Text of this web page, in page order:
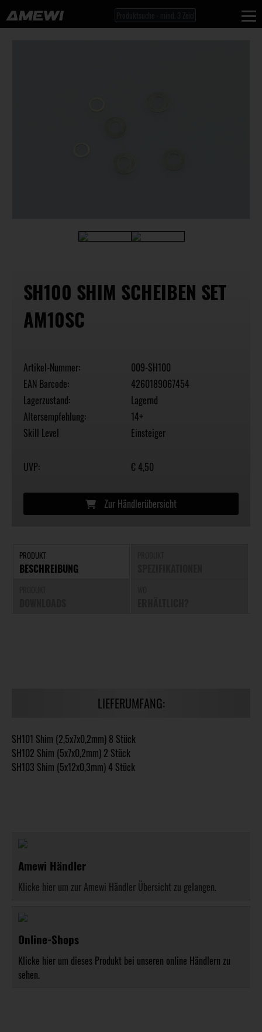
SH100 SHIM SCHEIBEN SET
AM10SC
Artikel-Nummer:
009-SH100
EAN Barcode:
4260189067454
Lagerzustand:
Lagernd
Altersempfehlung:
14+
Skill Level
Einsteiger
UVP: € 4,50
Zur Händlerübersicht
PRODUKT
BESCHREIBUNG
LIEFERUMFANG:
SH101 Shim (2,5x7x0,2mm) 8 Stück
SH102 Shim (5x7x0,2mm) 2 Stück
SH103 Shim (5x12x0,3mm) 4 Stück
Amewi Händler
Klicke hier um zur Amewi Händler Übersicht zu gelangen.
Online-Shops
Klicke hier um dieses Produkt bei unseren online Händlern zu
sehen.